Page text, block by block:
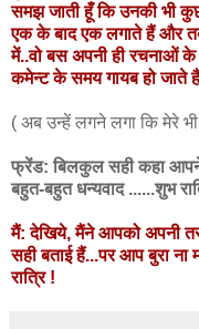
समझ जाती हूँ कि उनकी भी
एक के बाद एक लगाते हैं और
में..वो बस अपनी ही रचनाओं के
कमेन्ट के समय गायब हो जाते
( अब उन्हें लगने लगा कि मेरे
फ्रेंड: बिलकुल सही कहा
बहुत-बहुत धन्यवाद ......शुभ
मैं: देखिये, मैंने आपको अपनी
सही बताई हैं...पर आप बुरा ना
रात्रि !